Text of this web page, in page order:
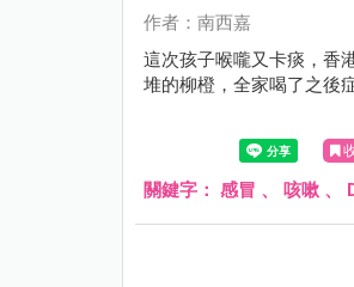
作者：南西嘉
這次孩子喉嚨又卡痰，香
堆的柳橙，全家喝了之後
關鍵字： 感冒 、 咳嗽 、